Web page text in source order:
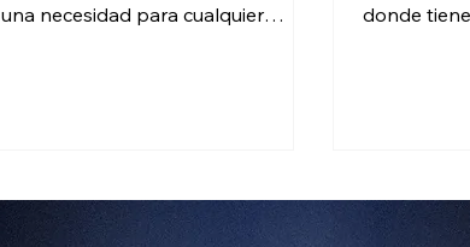
una necesidad para cualquier
donde